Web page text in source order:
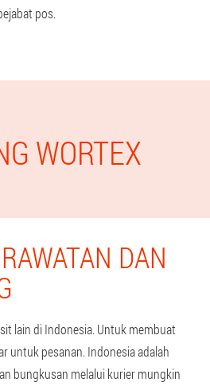
pos.
WORTEX
DAN
lain di Indonesia. Untuk membuat
untuk pesanan. Indonesia adalah
bungkusan melalui kurier mungkin